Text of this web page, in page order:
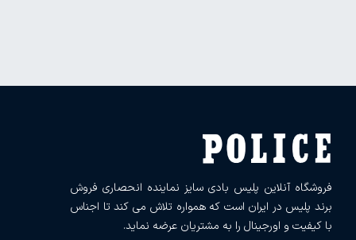
فروشگاه آنلاین پلیس بادی سایز نماینده انحصاری فروش
برند پلیس در ایران است که همواره تلاش می کند تا اجناس
با کیفیت و اورجینال را به مشتریان عرضه نماید.